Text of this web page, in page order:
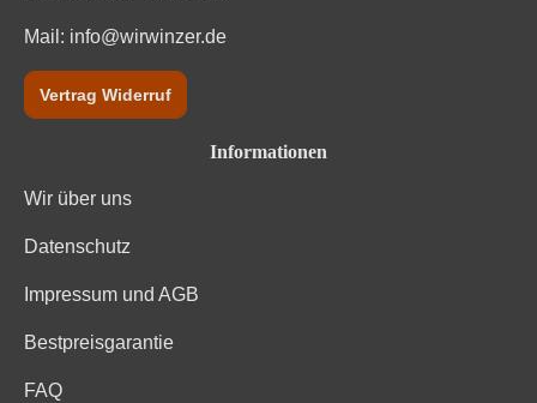
Mail: info@wirwinzer.de
Vertrag Widerruf
Informationen
Wir über uns
Datenschutz
Impressum und AGB
Bestpreisgarantie
FAQ